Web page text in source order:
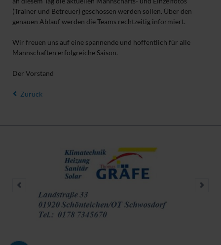
(Trainer und Betreuer) geschossen werden sollen. Über den
genauen Ablauf werden die Teams rechtzeitig informiert.
Wir freuen uns auf eine spannende und hoffentlich für alle
Mannschaften erfolgreiche Saison.
Der Vorstand
Zurück